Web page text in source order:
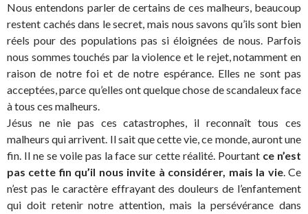
Nous entendons parler de certains de ces malheurs, beaucoup
restent cachés dans le secret, mais nous savons qu’ils sont bien
réels pour des populations pas si éloignées de nous. Parfois
nous sommes touchés par la violence et le rejet, notamment en
raison de notre foi et de notre espérance. Elles ne sont pas
acceptées, parce qu’elles ont quelque chose de scandaleux face
à tous ces malheurs.
Jésus ne nie pas ces catastrophes, il reconnaît tous ces
malheurs qui arrivent. Il sait que cette vie, ce monde, auront une
fin. Il ne se voile pas la face sur cette réalité. Pourtant ce n’est
pas cette fin qu’il nous invite à considérer, mais la vie. Ce
n’est pas le caractère effrayant des douleurs de l’enfantement
qui doit retenir notre attention, mais la persévérance dans